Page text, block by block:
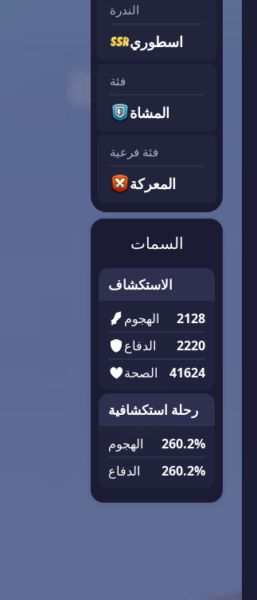
الندرة
اسطوري
فئة
المشاة
فئة فرعية
المعركة
السمات
الاستكشاف
الهجوم
2128
الدفاع
2220
الصحة
41624
رحلة استكشافية
الهجوم
260.2%
الدفاع
260.2%